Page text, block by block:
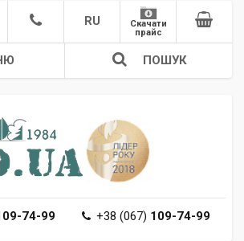
RU
Скачати
прайс
ПОШУК
74-99 +38 (067) 109-74-99